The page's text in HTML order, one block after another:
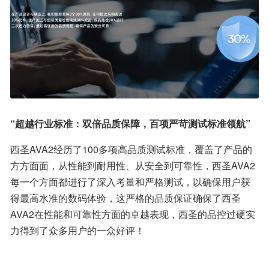
“超越行业标准：双倍品质保障，百项严苛测试标准领航”
西圣AVA2经历了100多项高品质测试标准，覆盖了产品的
方方面面，从性能到耐用性、从安全到可靠性，西圣AVA2
每一个方面都进行了深入考量和严格测试，以确保用户获
得最高水准的数码体验，这严格的品质保证确保了西圣
AVA2在性能和可靠性方面的卓越表现，西圣的品控过硬实
力得到了众多用户的一众好评！